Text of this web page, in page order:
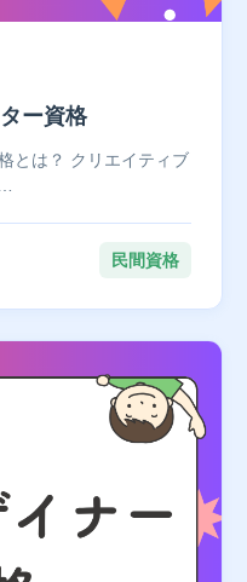
ー資格
とは？ クリエイティブ
民間資格